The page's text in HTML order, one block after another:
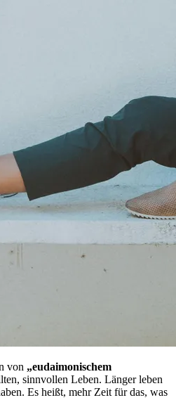
von „eudaimonischem
sinnvollen Leben. Länger leben
Es heißt, mehr Zeit für das, was